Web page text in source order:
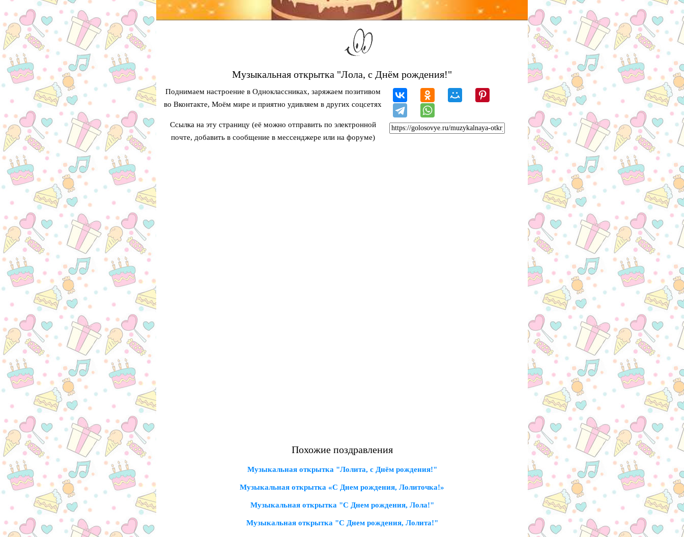
Музыкальная открытка "Лола, с Днём рождения!"
Поднимаем настроение в Одноклассниках, заряжаем позитивом
во Вконтакте, Моём мире и приятно удивляем в других соцсетях
Ссылка на эту страницу (её можно отправить по электронной
почте, добавить в сообщение в мессенджере или на форуме)
Похожие поздравления
Музыкальная открытка "Лолита, с Днём рождения!"
Музыкальная открытка «С Днем рождения, Лолиточка!»
Музыкальная открытка "С Днем рождения, Лола!"
Музыкальная открытка "С Днем рождения, Лолита!"